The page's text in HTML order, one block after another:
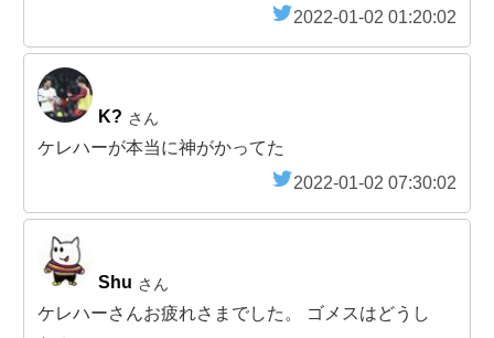
2022-01-02 01:20:02
K? さん
ケレハーが本当に神がかってた
2022-01-02 07:30:02
Shu さん
ケレハーさんお疲れさまでした。 ゴメスはどうし